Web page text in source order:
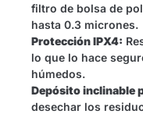
filtro de bolsa de
hasta 0.3 micrones.
Protección IPX4:
lo que lo hace
húmedos.
Depósito inclinable
desechar los